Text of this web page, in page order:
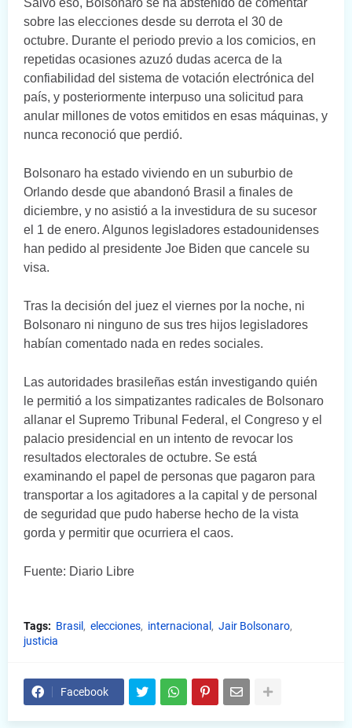
Salvo eso, Bolsonaro se ha abstenido de comentar
sobre las elecciones desde su derrota el 30 de
octubre. Durante el periodo previo a los comicios, en
repetidas ocasiones azuzó dudas acerca de la
confiabilidad del sistema de votación electrónica del
país, y posteriormente interpuso una solicitud para
anular millones de votos emitidos en esas máquinas, y
nunca reconoció que perdió.
Bolsonaro ha estado viviendo en un suburbio de
Orlando desde que abandonó Brasil a finales de
diciembre, y no asistió a la investidura de su sucesor
el 1 de enero. Algunos legisladores estadounidenses
han pedido al presidente Joe Biden que cancele su
visa.
Tras la decisión del juez el viernes por la noche, ni
Bolsonaro ni ninguno de sus tres hijos legisladores
habían comentado nada en redes sociales.
Las autoridades brasileñas están investigando quién
le permitió a los simpatizantes radicales de Bolsonaro
allanar el Supremo Tribunal Federal, el Congreso y el
palacio presidencial en un intento de revocar los
resultados electorales de octubre. Se está
examinando el papel de personas que pagaron para
transportar a los agitadores a la capital y de personal
de seguridad que pudo haberse hecho de la vista
gorda y permitir que ocurriera el caos.
Fuente: Diario Libre
Tags: Brasil elecciones internacional
Jair Bolsonaro
justicia
Facebook